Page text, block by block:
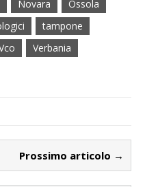
Novara
Ossola
tampone
Verbania
Prossimo articolo →